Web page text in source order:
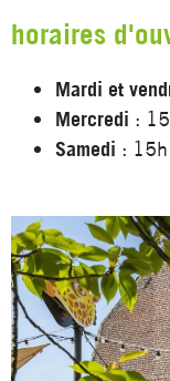
horaires
Mardi et
Mercredi :
Samedi :